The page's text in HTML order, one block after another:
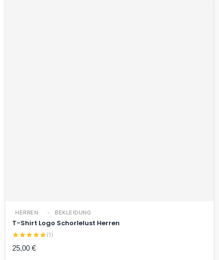
HERREN BEKLEIDUNG
T-Shirt Logo Schorlelust Herren
(1)
25,00 €